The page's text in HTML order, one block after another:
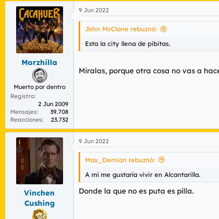
Morzhilla
Muerto por dentro
Registro
2 Jun 2009
Mensajes
39.708
Reacciones
23.732
9 Jun 2022
John McClane rebuznó:
Esta la city llena de pibitas.
Miralas, porque otra cosa no vas a
Vinchen
Cushing
9 Jun 2022
Max_Demian rebuznó:
A mí me gustaría vivir en Alcantarilla.
Donde la que no es puta es pilla.